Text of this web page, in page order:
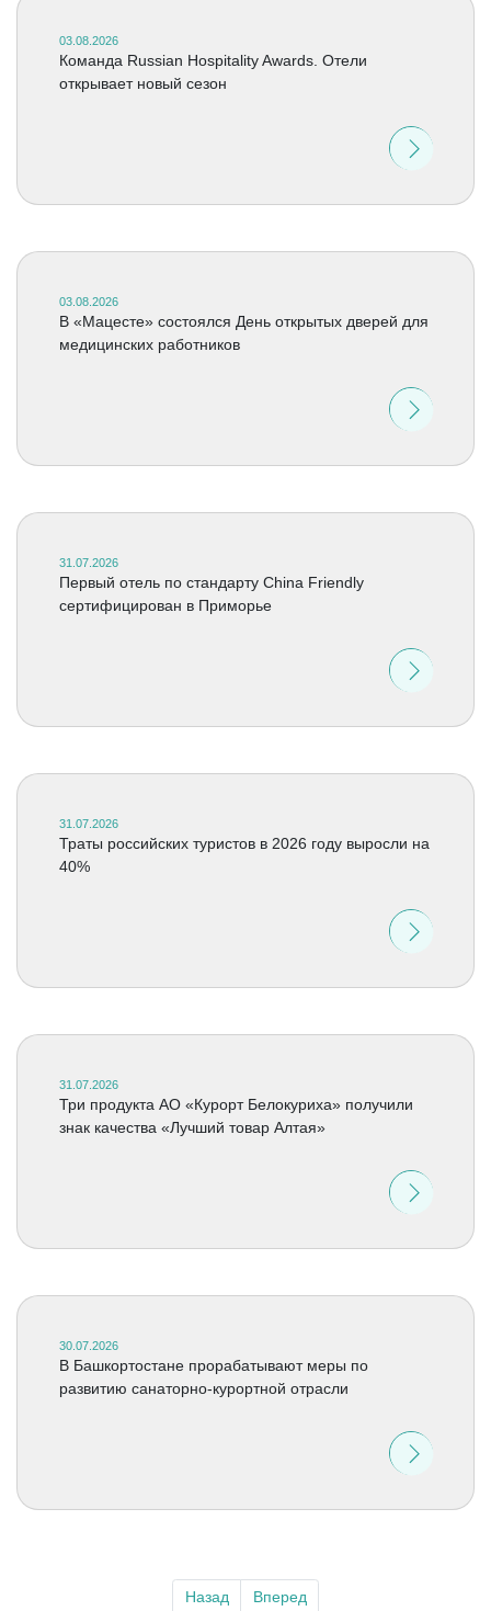
03.08.2026
Команда Russian Hospitality Awards. Отели
открывает новый сезон
03.08.2026
В «Мацесте» состоялся День открытых дверей для
медицинских работников
31.07.2026
Первый отель по стандарту China Friendly
сертифицирован в Приморье
31.07.2026
Траты российских туристов в 2026 году выросли на
40%
31.07.2026
Три продукта АО «Курорт Белокуриха» получили
знак качества «Лучший товар Алтая»
30.07.2026
В Башкортостане прорабатывают меры по
развитию санаторно-курортной отрасли
Назад Вперед